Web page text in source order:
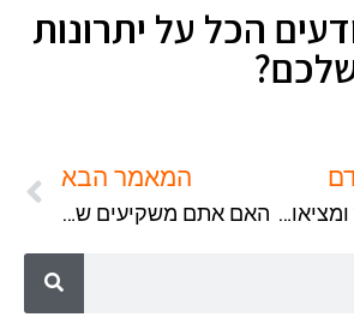
הכל על יתרונות
אקסלים נפרד ומציאות נפרד
המאמר הבא
האם אתם משקיעים שחושבים רחוק?